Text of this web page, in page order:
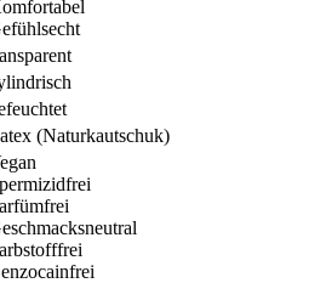
(Naturkautschuk)